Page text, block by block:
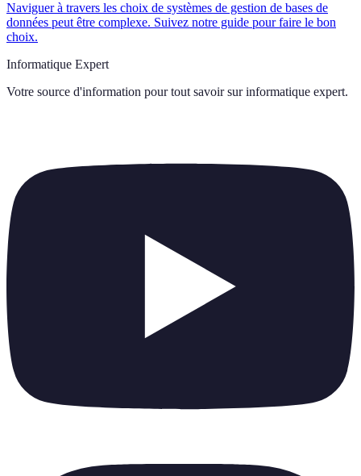
Naviguer à travers les choix de systèmes de gestion de bases de
données peut être complexe. Suivez notre guide pour faire le bon
choix.
Informatique Expert
Votre source d'information pour tout savoir sur informatique expert.